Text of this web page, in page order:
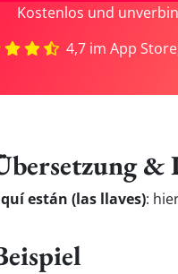
Kostenlos und
4,7 im App
están (las llaves):